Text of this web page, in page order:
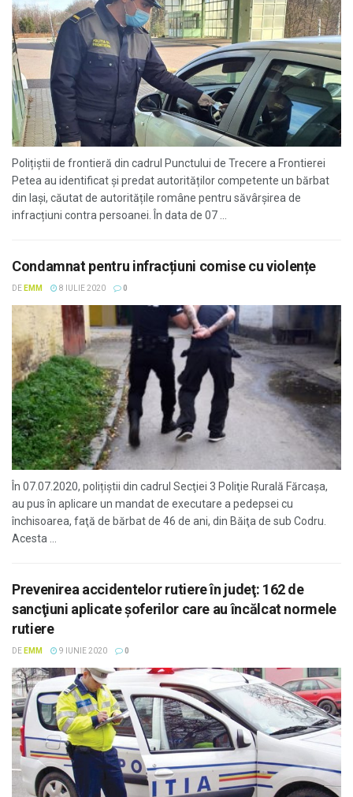
Polițiștii de frontieră din cadrul Punctului de Trecere a Frontierei
Petea au identificat și predat autorităților competente un bărbat
din Iași, căutat de autoritățile române pentru săvârşirea de
infracțiuni contra persoanei. În data de 07 ...
Condamnat pentru infracțiuni comise cu violențe
DE EMM 8 IULIE 2020 0
În 07.07.2020, polițiștii din cadrul Secţiei 3 Poliţie Rurală Fărcaşa,
au pus în aplicare un mandat de executare a pedepsei cu
închisoarea, faţă de bărbat de 46 de ani, din Băiţa de sub Codru.
Acesta ...
Prevenirea accidentelor rutiere în judeţ: 162 de
sancţiuni aplicate şoferilor care au încălcat normele
rutiere
DE EMM 9 IUNIE 2020 0